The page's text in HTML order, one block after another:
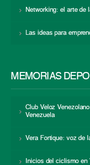
Networking: el arte de
Las ideas para
MEMORIAS
Club Veloz
Venezuela
Vera Fortique: voz de
Inicios del ciclismo en